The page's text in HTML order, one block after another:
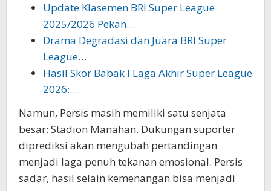
Update Klasemen BRI Super League
2025/2026 Pekan…
Drama Degradasi dan Juara BRI Super
League…
Hasil Skor Babak I Laga Akhir Super League
2026:…
Namun, Persis masih memiliki satu senjata
besar: Stadion Manahan. Dukungan suporter
diprediksi akan mengubah pertandingan
menjadi laga penuh tekanan emosional. Persis
sadar, hasil selain kemenangan bisa menjadi